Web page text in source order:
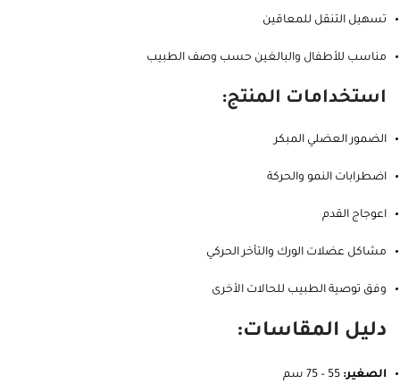
تسهيل التنقل للمعاقين
مناسب للأطفال والبالغين حسب وصف الطبيب
استخدامات المنتج:
الضمور العضلي المبكر
اضطرابات النمو والحركة
اعوجاج القدم
مشاكل عضلات الورك والتأخر الحركي
وفق توصية الطبيب للحالات الأخرى
دليل المقاسات:
الصغير: